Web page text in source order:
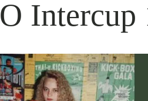
Intercup